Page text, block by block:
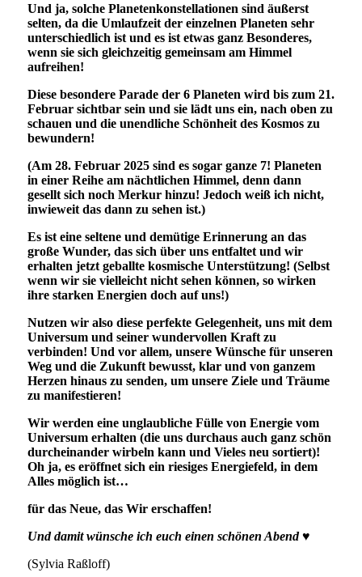
Und ja, solche Planetenkonstellationen sind äußerst
selten, da die Umlaufzeit der einzelnen Planeten sehr
unterschiedlich ist und es ist etwas ganz Besonderes,
wenn sie sich gleichzeitig gemeinsam am Himmel
aufreihen!
Diese besondere Parade der 6 Planeten wird bis zum 21.
Februar sichtbar sein und sie lädt uns ein, nach oben zu
schauen und die unendliche Schönheit des Kosmos zu
bewundern!
(Am 28. Februar 2025 sind es sogar ganze 7! Planeten
in einer Reihe am nächtlichen Himmel, denn dann
gesellt sich noch Merkur hinzu! Jedoch weiß ich nicht,
inwieweit das dann zu sehen ist.)
Es ist eine seltene und demütige Erinnerung an das
große Wunder, das sich über uns entfaltet und wir
erhalten jetzt geballte kosmische Unterstützung! (Selbst
wenn wir sie vielleicht nicht sehen können, so wirken
ihre starken Energien doch auf uns!)
Nutzen wir also diese perfekte Gelegenheit, uns mit dem
Universum und seiner wundervollen Kraft zu
verbinden! Und vor allem, unsere Wünsche für unseren
Weg und die Zukunft bewusst, klar und von ganzem
Herzen hinaus zu senden, um unsere Ziele und Träume
zu manifestieren!
Wir werden eine unglaubliche Fülle von Energie vom
Universum erhalten (die uns durchaus auch ganz schön
durcheinander wirbeln kann und Vieles neu sortiert)!
Oh ja, es eröffnet sich ein riesiges Energiefeld, in dem
Alles möglich ist…
für das Neue, das Wir erschaffen!
Und damit wünsche ich euch einen schönen Abend ♥
(Sylvia Raßloff)